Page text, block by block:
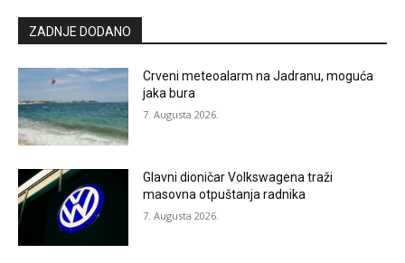
ZADNJE DODANO
Crveni meteoalarm na Jadranu, moguća
jaka bura
7. Augusta 2026.
Glavni dioničar Volkswagena traži
masovna otpuštanja radnika
7. Augusta 2026.